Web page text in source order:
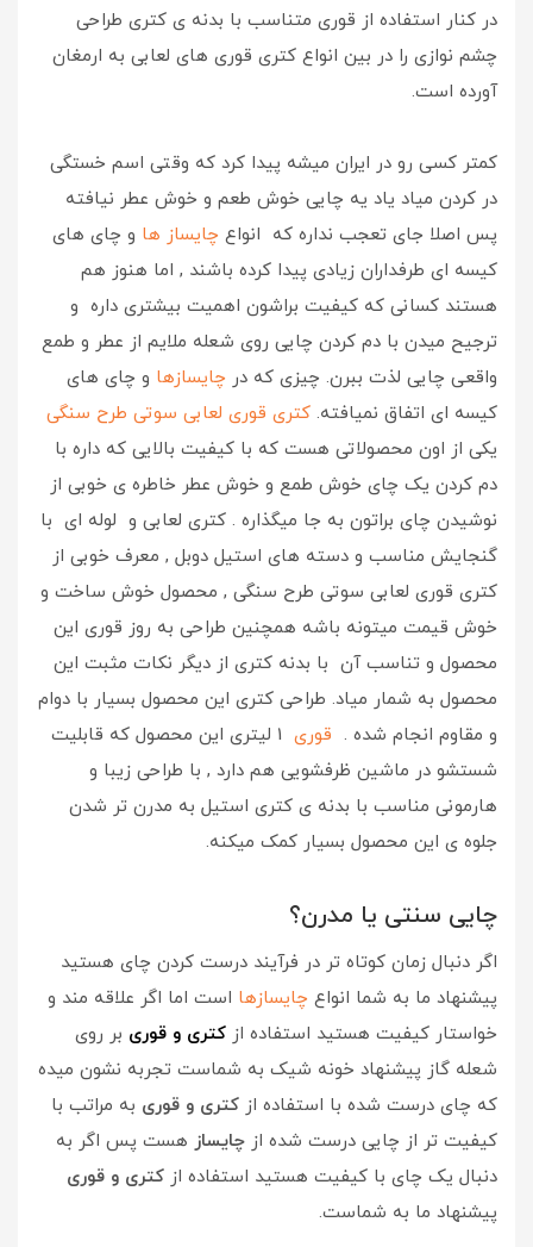
در کنار استفاده از قوری متناسب با بدنه ی کتری طراحی
چشم نوازی را در بین انواع کتری قوری های لعابی به ارمغان
آورده است.
کمتر کسی رو در ایران میشه پیدا کرد که وقتی اسم خستگی
در کردن میاد یاد یه چایی خوش طعم و خوش عطر نیافته
پس اصلا جای تعجب نداره که انواع چایساز ها و چای های
کیسه ای طرفداران زیادی پیدا کرده باشند , اما هنوز هم
هستند کسانی که کیفیت براشون اهمیت بیشتری داره و
ترجیح میدن با دم کردن چایی روی شعله ملایم از عطر و طمع
واقعی چایی لذت ببرن. چیزی که در چایسازها و چای های
کیسه ای اتفاق نمیافته. کتری قوری لعابی سوتی طرح سنگی
یکی از اون محصولاتی هست که با کیفیت بالایی که داره با
دم کردن یک چای خوش طمع و خوش عطر خاطره ی خوبی از
نوشیدن چای براتون به جا میگذاره . کتری لعابی و لوله ای با
گنجایش مناسب و دسته های استیل دوبل , معرف خوبی از
کتری قوری لعابی سوتی طرح سنگی , محصول خوش ساخت و
خوش قیمت میتونه باشه همچنین طراحی به روز قوری این
محصول و تناسب آن با بدنه کتری از دیگر نکات مثبت این
محصول به شمار میاد. طراحی کتری این محصول بسیار با دوام
و مقاوم انجام شده . قوری
1 لیتری این محصول که قابلیت
شستشو در ماشین ظرفشویی هم دارد , با طراحی زیبا و
هارمونی مناسب با بدنه ی کتری استیل به مدرن تر شدن
جلوه ی این محصول بسیار کمک میکنه.
چایی سنتی یا مدرن؟
اگر دنبال زمان کوتاه تر در فرآیند درست کردن چای هستید
پیشنهاد ما به شما انواع چایسازها است اما اگر علاقه مند و
خواستار کیفیت هستید استفاده از کتری و قوری بر روی
شعله گاز پیشنهاد خونه شیک به شماست تجربه نشون میده
که چای درست شده با استفاده از کتری و قوری به مراتب با
کیفیت تر از چایی درست شده از چایساز هست پس اگر به
دنبال یک چای با کیفیت هستید استفاده از کتری و قوری
پیشنهاد ما به شماست.